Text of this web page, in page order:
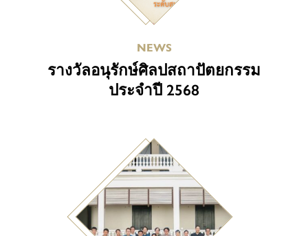
NEWS
รางวัลอนุรักษ์ศิลปสถาปัตยกรรม
ประจำปี 2568